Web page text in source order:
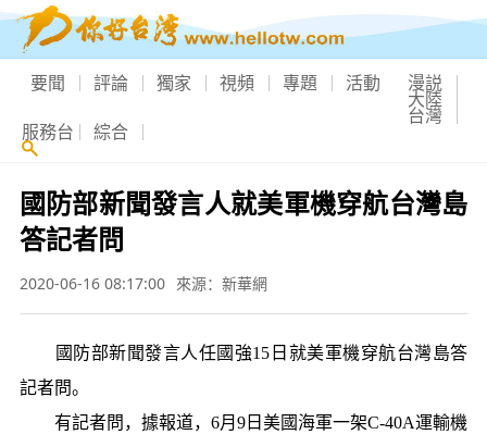
要聞 評論 獨家 視頻 專題 活動 漫説
大陸
台灣
服務台 綜合
國防部新聞發言人就美軍機穿航台灣島
答記者問
2020-06-16 08:17:00 來源：新華網
國防部新聞發言人任國強15日就美軍機穿航台灣島答
記者問。
有記者問，據報道，6月9日美國海軍一架C-40A運輸機